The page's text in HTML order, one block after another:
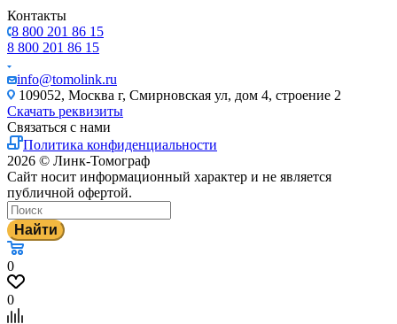
Контакты
8 800 201 86 15
8 800 201 86 15
info@tomolink.ru
109052, Москва г, Смирновская ул, дом 4, строение 2
Скачать реквизиты
Связаться с нами
Политика конфиденциальности
2026 © Линк-Томограф
Сайт носит информационный характер и не является
публичной офертой.
Найти
0
0